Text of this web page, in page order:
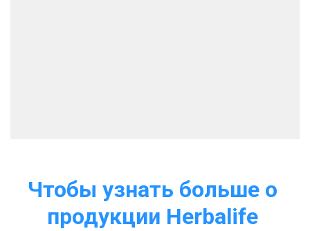
Чтобы узнать больше о
продукции Herbalife